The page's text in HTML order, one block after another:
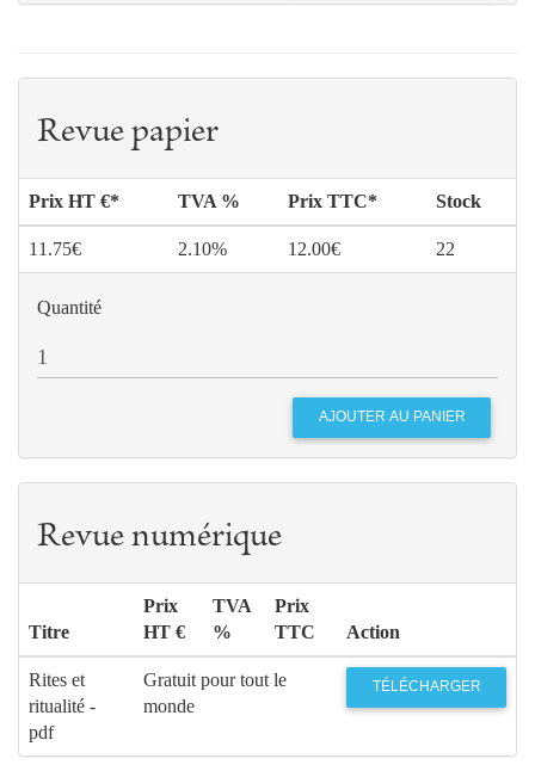
Revue papier
Prix HT €* TVA % Prix TTC* Stock
11.75€ 2.10% 12.00€ 22
Quantité
Revue numérique
Titre
Prix
HT €
TVA
%
Prix
TTC
Action
Rites et
ritualité -
pdf
Gratuit pour tout le
monde
TÉLÉCHARGER